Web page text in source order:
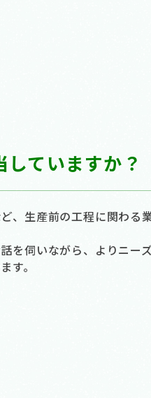
ていますか？
、生産前の工程に関わる
を伺いながら、よりニー
す。